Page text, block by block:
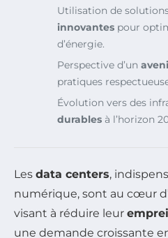
Utilisation de
innovantes pour
d’énergie.
Perspective d’un
pratiques
Évolution vers des
durables à l’horizon
Les data centers,
numérique, sont au cœur
visant à réduire leur
une demande croissante